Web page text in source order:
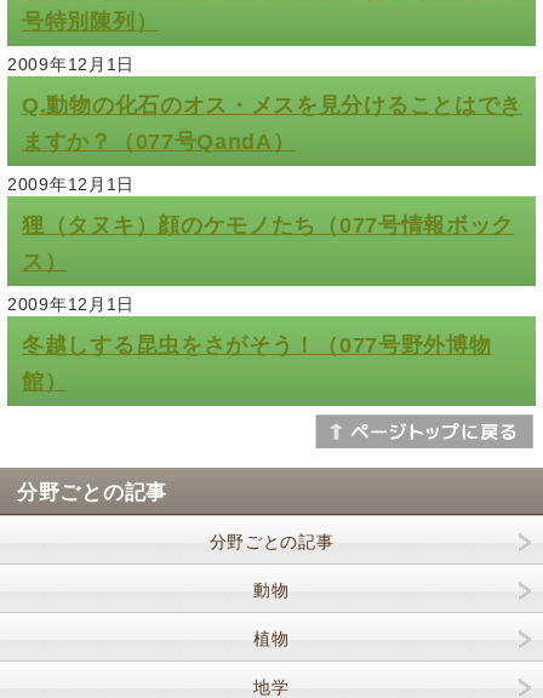
号特別陳列）
2009年12月1日
Q.動物の化石のオス・メスを見分けることはでき
ますか？（077号QandA）
2009年12月1日
狸（タヌキ）顔のケモノたち（077号情報ボック
ス）
2009年12月1日
冬越しする昆虫をさがそう！（077号野外博物
館）
分野ごとの記事
分野ごとの記事
動物
植物
地学